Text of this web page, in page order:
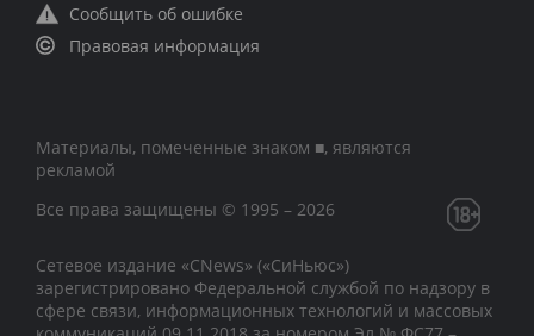
Сообщить об ошибке
Правовая информация
Материалы, помеченные знаком ■, являются
рекламой
Все права защищены © 1995 – 2026
Сетевое издание «CNews» («СиНьюс»)
зарегистрировано Федеральной службой по надзору в
сфере связи, информационных технологий и массовых